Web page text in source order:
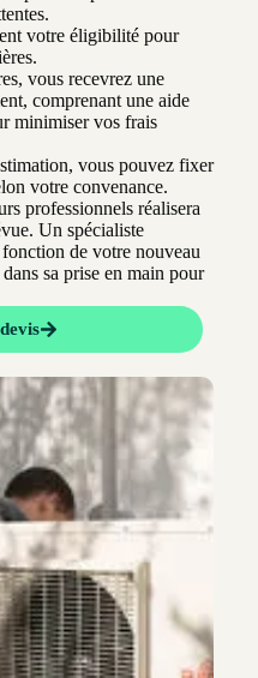
votre éligibilité pour
vous recevrez une
comprenant une aide
minimiser vos frais
vous pouvez fixer
votre convenance.
professionnels réalisera
Un spécialiste
de votre nouveau
sa prise en main pour